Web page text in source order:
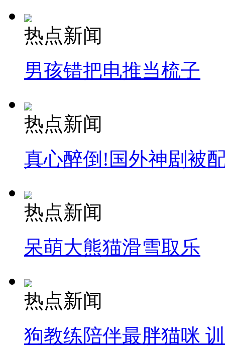
热点新闻
男孩错把电推当梳子
热点新闻
真心醉倒!国外神剧被
热点新闻
呆萌大熊猫滑雪取乐
热点新闻
狗教练陪伴最胖猫咪